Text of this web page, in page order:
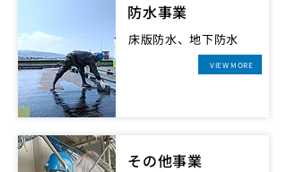
防水事業
床版防水、地下防水
VIEW MORE
その他事業